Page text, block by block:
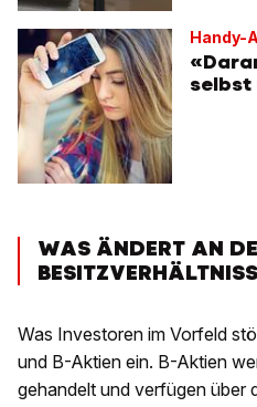
Handy-
selbst
WAS ÄNDERT AN
Was Investoren im Vorfeld
und B-Aktien ein. B-Aktien
gehandelt und verfügen über